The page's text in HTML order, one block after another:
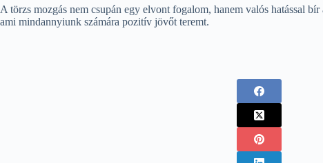
A törzs mozgás nem csupán egy elvont fogalom, hanem valós hatással
ami mindannyiunk számára pozitív jövőt teremt.